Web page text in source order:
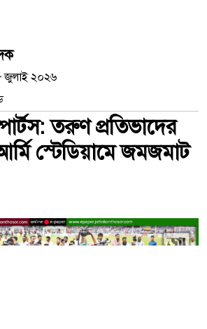
জুলাই ২০২৬
তরুণ প্রতিভাদের
স্টেডিয়ামে জমজমাট